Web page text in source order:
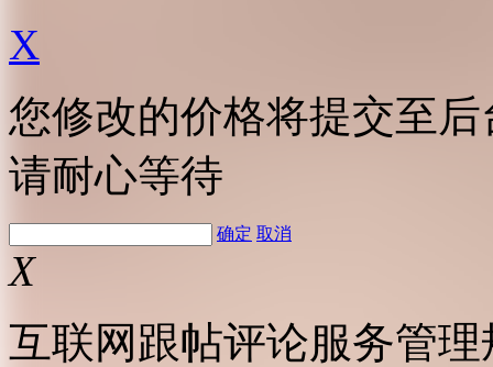
X
您修改的价格将提交至
请耐心等待
确定 取消
X
互联网跟帖评论服务管理